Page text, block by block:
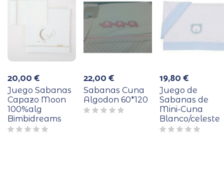
20,00€
Juego Sabanas
Capazo Moon
100%alg
Bimbidreams
22,00€
Sabanas Cuna
Algodon 60*120
19,80€
Juego de
Sabanas de
Mini-Cuna
Blanco/celeste